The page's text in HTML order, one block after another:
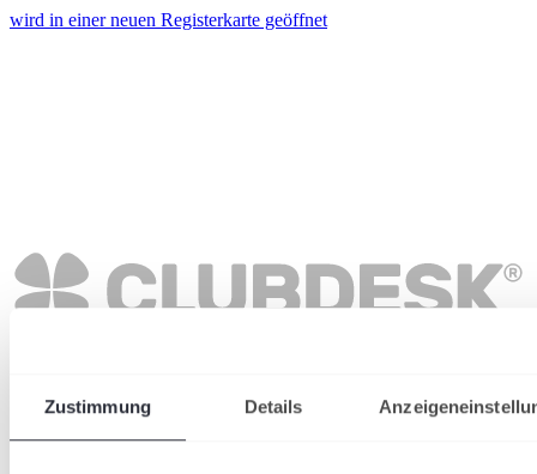
Zustimmung Details
wird in einer neuen Registerkarte geöffnet